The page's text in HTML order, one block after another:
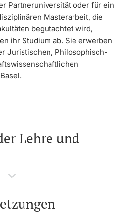
Partneruniversität oder für ein
Masterarbeit, die
begutachtet wird,
ihr Studium ab. Sie erwerben
Juristischen, Philosophisch-
Lehre und